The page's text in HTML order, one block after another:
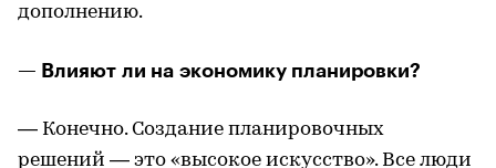
дополнению.
— Влияют ли на экономику планировки?
— Конечно. Создание планировочных
решений — это «высокое искусство». Все люди